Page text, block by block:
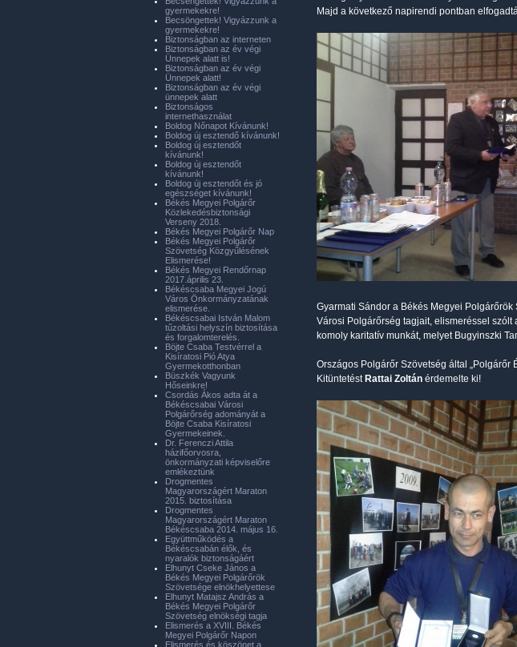
Majd a következő napirendi pontban
Gyarmati Sándor a Békés Megyei
Városi Polgárőrség tagjait, elismeréssel
komoly karitatív munkát, melyet Bugyinszki
Országos Polgárőr Szövetség által „Polgárőr
Kitüntetést Rattai Zoltán érdemelte ki!
gyermekekre!
Becsöngettek! Vigyázzunk a
gyermekekre!
Biztonságban az interneten
Biztonságban az év végi
Ünnepek alatt is!
Biztonságban az év végi
Ünnepek alatt!
Biztonságban az év végi
ünnepek alatt
Biztonságos
internethasználat
Boldog Nőnapot Kívánunk!
Boldog új esztendő kívánunk!
Boldog új esztendőt
kívánunk!
Boldog új esztendőt
kívánunk!
Boldog új esztendőt és jó
egészséget kívánunk!
Békés Megyei Polgárőr
Közlekedésbiztonsági
Verseny 2018.
Békés Megyei Polgárőr Nap
Békés Megyei Polgárőr
Szövetség Közgyűlésének
Elismerése!
Békés Megyei Rendőrnap
2017.április 23.
Békéscsaba Megyei Jogú
Város Önkormányzatának
elismerése.
Békéscsabai István Malom
tűzoltási helyszín biztosítása
és forgalomterelés.
Böjte Csaba Testvérrel a
Kisíratosi Pió Atya
Gyermekotthonban
Büszkék Vagyunk
Hőseinkre!
Csordás Ákos adta át a
Békéscsabai Városi
Polgárőrség adományát a
Böjte Csaba Kisíratosi
Gyermekeinek.
Dr. Ferenczi Attila
házifőorvosra,
önkormányzati képviselőre
emlékeztünk
Drogmentes
Magyarországért Maraton
2015. biztosítása
Drogmentes
Magyarországért Maraton
Békéscsaba 2014. május 16.
Együttműködés a
Békéscsabán élők, és
nyaralók biztonságáért
Elhunyt Cseke János a
Békés Megyei Polgárőrök
Szövetsége elnökhelyettese
Elhunyt Matajsz András a
Békés Megyei Polgárőr
Szövetség elnökségi tagja
Elismerés a XVIII. Békés
Megyei Polgárőr Napon
Elismerés és köszönet a